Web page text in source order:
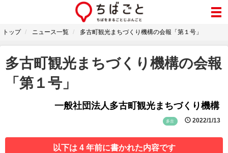
トップ ニュース一覧 多古町観光まちづくり機構の会報「第１号」
多古町観光まちづくり機構の会報
「第１号」
一般社団法人多古町観光まちづくり機構
多古 2022/1/13
以下は 4 年前に書かれた内容です